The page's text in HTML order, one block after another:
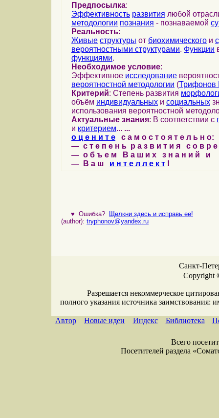
Предпосылка:
Эффективность развития любой
методологии познания - познаваемой
Реальность:
Живые структуры от биохимического и
вероятностными структурами. Функции
функциями.
Необходимое условие:
Эффективное исследование
вероятностной методологии (Трифонов
Критерий: Степень развития
объём индивидуальных и социальных
использования вероятностной
Актуальные знания: В соответствии с
и критерием... ...
о ц е н и т е с а м о с т о я т е л ь н о:
— с т е п е н ь р а з в и т и я с о в р
— о б ъ е м В а ш и х з н а н и й и
— В а ш и н т е л л е к т !
♥ Ошибка? Щелкни здесь и исправь ее!
(author): tryphonov@yandex.ru
Санкт-
Copyright
Разрешается некоммерческое
полного указания источника заимствования:
Автор Новые идеи Индекс Библиотека
Всего
Посетителей раздела